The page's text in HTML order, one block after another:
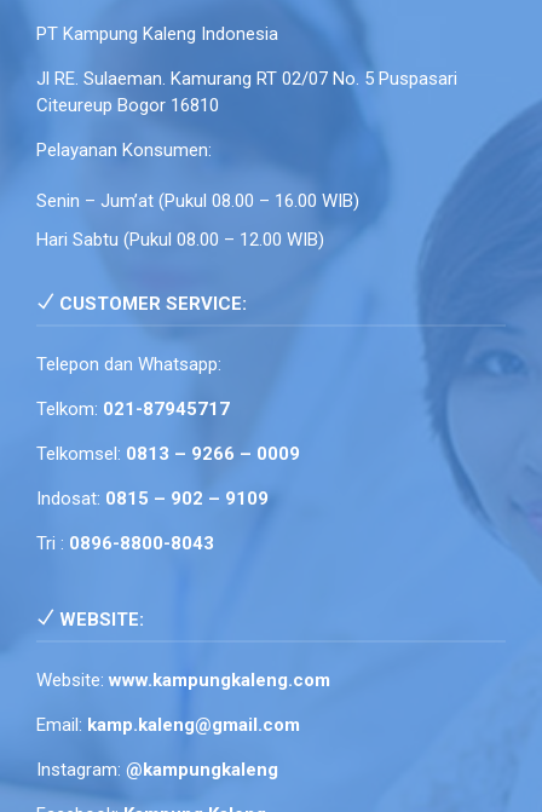
PT Kampung Kaleng Indonesia
Jl RE. Sulaeman. Kamurang RT 02/07 No. 5 Puspasari
Citeureup Bogor 16810
Pelayanan Konsumen:
Senin – Jum’at (Pukul 08.00 – 16.00 WIB)
Hari Sabtu (Pukul 08.00 – 12.00 WIB)
CUSTOMER SERVICE:
Telepon dan Whatsapp:
Telkom: 021-87945717
Telkomsel: 0813 – 9266 – 0009
Indosat: 0815 – 902 – 9109
Tri : 0896-8800-8043
WEBSITE:
Website: www.kampungkaleng.com
Email: kamp.kaleng@gmail.com
Instagram: @kampungkaleng